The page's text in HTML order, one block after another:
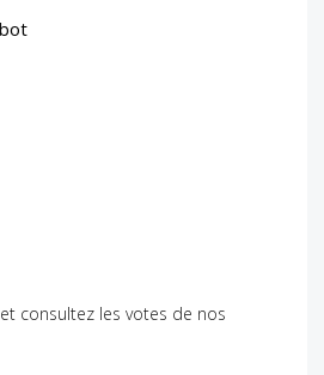
consultez les votes de nos